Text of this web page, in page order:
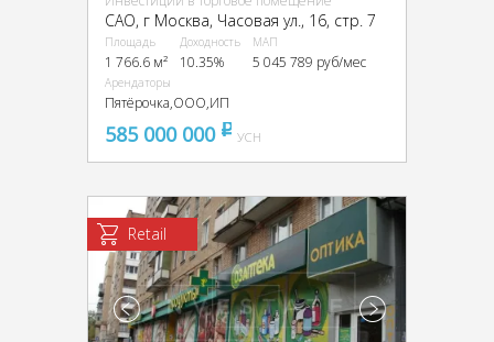
CАО, г Москва, Часовая ул., 16, стр. 7
Площадь
1 766.6 м²
Доходность
10.35%
МАП
5 045 789 руб/мес
Арендаторы
Пятёрочка,ООО,ИП
585 000 000 pуб
УСН
Retail